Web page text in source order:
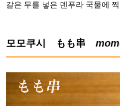
갈은 무를 넣은 덴푸라 국물에
모모쿠시 もも串